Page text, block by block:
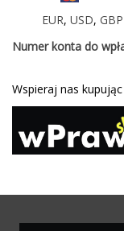
EUR, USD, GBP
Numer konta do
Wspieraj nas